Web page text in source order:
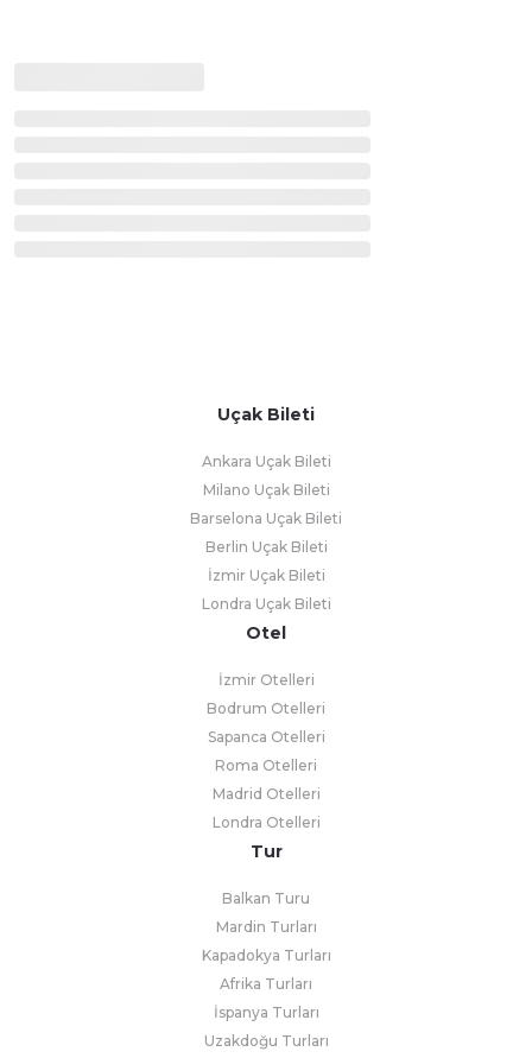
Uçak Bileti
Ankara Uçak Bileti
Milano Uçak Bileti
Barselona Uçak Bileti
Berlin Uçak Bileti
İzmir Uçak Bileti
Londra Uçak Bileti
Otel
İzmir Otelleri
Bodrum Otelleri
Sapanca Otelleri
Roma Otelleri
Madrid Otelleri
Londra Otelleri
Tur
Balkan Turu
Mardin Turları
Kapadokya Turları
Afrika Turları
İspanya Turları
Uzakdoğu Turları